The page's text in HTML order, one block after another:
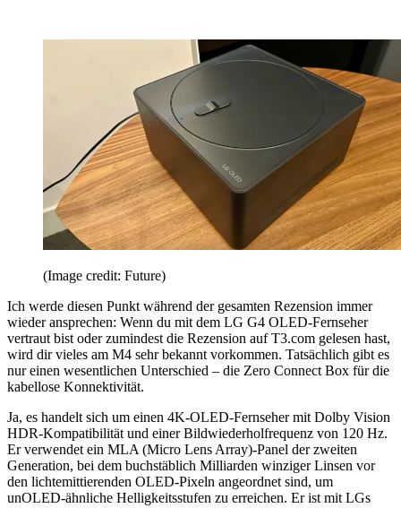
(Image credit: Future)
Ich werde diesen Punkt während der gesamten Rezension immer
wieder ansprechen: Wenn du mit dem LG G4 OLED-Fernseher
vertraut bist oder zumindest die Rezension auf T3.com gelesen hast,
wird dir vieles am M4 sehr bekannt vorkommen. Tatsächlich gibt es
nur einen wesentlichen Unterschied – die Zero Connect Box für die
kabellose Konnektivität.
Ja, es handelt sich um einen 4K-OLED-Fernseher mit Dolby Vision
HDR-Kompatibilität und einer Bildwiederholfrequenz von 120 Hz.
Er verwendet ein MLA (Micro Lens Array)-Panel der zweiten
Generation, bei dem buchstäblich Milliarden winziger Linsen vor
den lichtemittierenden OLED-Pixeln angeordnet sind, um
unOLED-ähnliche Helligkeitsstufen zu erreichen. Er ist mit LGs